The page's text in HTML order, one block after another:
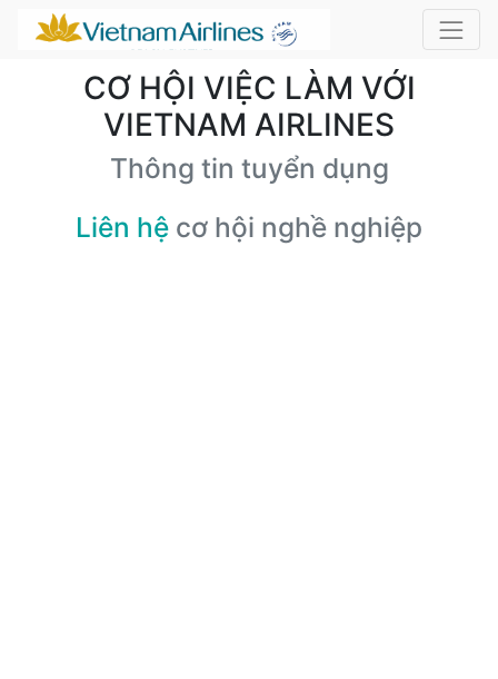
CƠ HỘI VIỆC LÀM VỚI
VIETNAM AIRLINES
Thông tin tuyển dụng
Liên hệ cơ hội nghề nghiệp